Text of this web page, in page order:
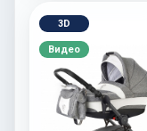
3D
Видео